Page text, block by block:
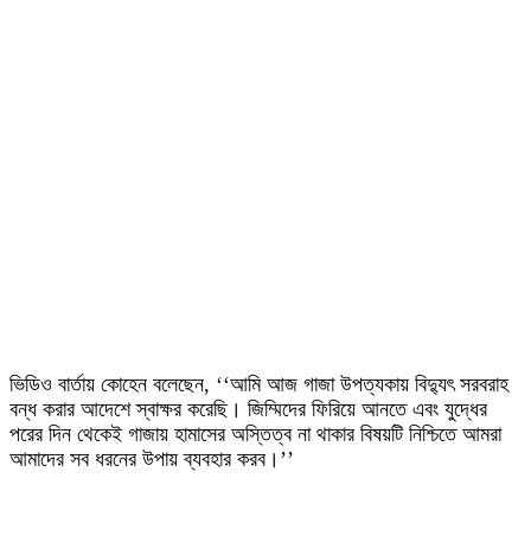
ভিডিও বার্তায় কোহেন বলেছেন, ‘‘আমি আজ গাজা উপত্যকায় বিদ্যুৎ সরবরাহ
বন্ধ করার আদেশে স্বাক্ষর করেছি। জিম্মিদের ফিরিয়ে আনতে এবং যুদ্ধের
পরের দিন থেকেই গাজায় হামাসের অস্তিত্ব না থাকার বিষয়টি নিশ্চিতে আমরা
আমাদের সব ধরনের উপায় ব্যবহার করব।’’